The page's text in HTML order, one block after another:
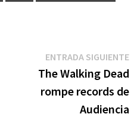
ENTRADA SIGUIENTE
The Walking Dead
rompe records de
Audiencia